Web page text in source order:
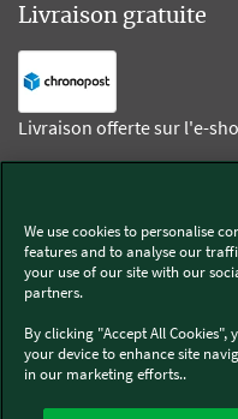
Livraison gratuite
Livraison offerte sur l'e-
Kobold
Thermomix®
We use cookies to personalise
features and to analyse our
your use of our site with our
partners.
By clicking "Accept All
your device to enhance site
in our marketing efforts..